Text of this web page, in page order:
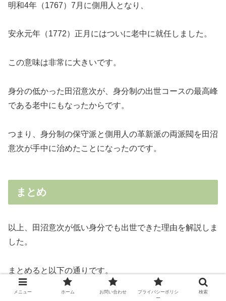
明和4年（1767）7月に側用人となり、
安永元年（1772）正月にはついに老中に就任しました。
この意味は非常に大きいです。
身分の低かった田沼意次が、身分制の出世コースの最高峰
である老中にもなったからです。
つまり、身分制の保守派と側用人の革新派の両派閥を田沼
意次が手中に治めたことになったのです。
まとめ
以上、田沼意次が低い身分でも出世できた理由を解説しま
した。
まとめると以下の通りです。
メニュー ホーム お問い合わせ
プライバシーポリシ
ー
検索